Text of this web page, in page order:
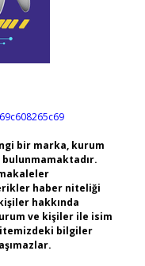
bir marka, kurum
bulunmamaktadır.
haber niteliği
hakkında
ve kişiler ile isim
bilgiler